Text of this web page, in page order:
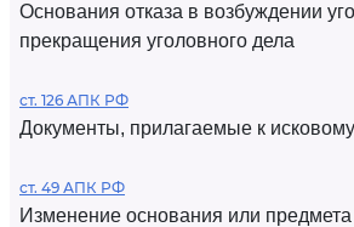
Основания отказа в возбуждении
прекращения уголовного дела
ст. 126 АПК РФ
Документы, прилагаемые к
ст. 49 АПК РФ
Изменение основания или